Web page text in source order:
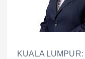
KUALA